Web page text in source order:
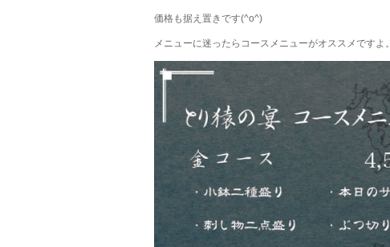
価格も据え置きです(^o^)
メニューに迷ったらコースメニューがオススメですよ。